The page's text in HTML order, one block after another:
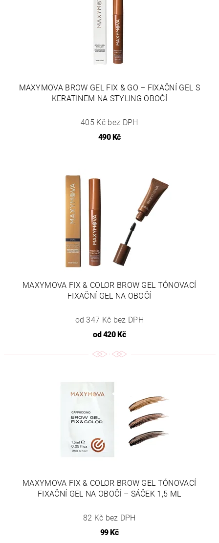
MAXYMOVA BROW GEL FIX & GO – FIXAČNÍ GEL S
KERATINEM NA STYLING OBOČÍ
405 Kč bez DPH
490 Kč
MAXYMOVA FIX & COLOR BROW GEL TÓNOVACÍ
FIXAČNÍ GEL NA OBOČÍ
od 347 Kč bez DPH
od 420 Kč
MAXYMOVA FIX & COLOR BROW GEL TÓNOVACÍ
FIXAČNÍ GEL NA OBOČÍ – SÁČEK 1,5 ML
82 Kč bez DPH
99 Kč